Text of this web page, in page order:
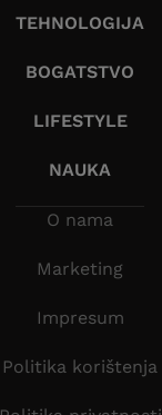
TEHNOLOGIJA
BOGATSTVO
LIFESTYLE
NAUKA
O nama
Marketing
Impresum
Politika korištenja